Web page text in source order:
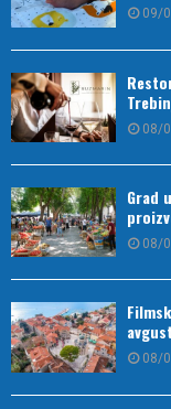
09/
08/
Grad
08/
08/